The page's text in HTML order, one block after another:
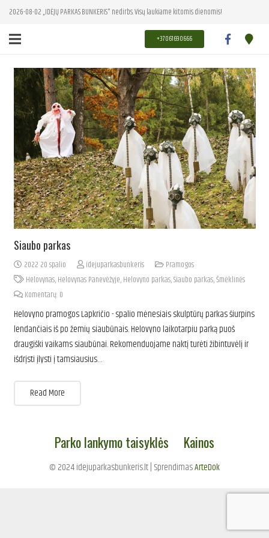
2026-08-02 „IDĖJŲ PARKAS BUNKERIS" nedirbs. Visų laukiame kitomis dienomis!
+37061690666
Siaubo parkas
2022 20 spalio idejuparkasbunkeris
Pramogos
Helovynas, Helovynas Panevėžyje, Helovyno parkas,Siaubo parkas,Šmėklinės
Komentarų: 0
Helovyno pramogos Lapkričio - spalio mėnesiais skulptūrų parkas šiurpins
lendančiais iš po žemių siaubūnais. Helovyno laikotarpiu parką puoš
draugiški vaikams siaubūnai. Rekomenduojame naktį turėti žibintuvėlį ir
išdrįsti įlysti į tamsiausius…
Read More
Parko lankymo taisyklės Kainos
© 2024 idejuparkasbunkeris.lt | SprendimasArteDok